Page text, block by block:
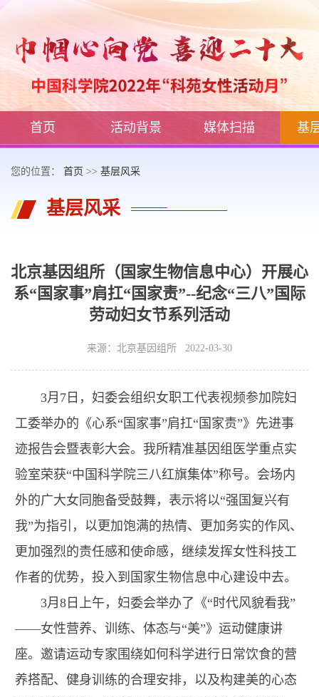
首页 活动背景 媒体扫描 基
您的位置： 首页 >> 基层风采
基层风采
北京基因组所（国家生物信息中心）开展心
系“国家事”肩扛“国家责”--纪念“三八”国际
劳动妇女节系列活动
来源：北京基因组所 2022-03-30
3月7日，妇委会组织女职工代表视频参加院妇
工委举办的《心系“国家事”肩扛“国家责”》先进事
迹报告会暨表彰大会。我所精准基因组医学重点实
验室荣获“中国科学院三八红旗集体”称号。会场内
外的广大女同胞备受鼓舞，表示将以“强国复兴有
我”为指引，以更加饱满的热情、更加务实的作风、
更加强烈的责任感和使命感，继续发挥女性科技工
作者的优势，投入到国家生物信息中心建设中去。
3月8日上午，妇委会举办了《“时代风貌看我”
——女性营养、训练、体态与“美”》运动健康讲
座。邀请运动专家围绕如何科学进行日常饮食的营
养搭配、健身训练的合理安排，以及构建美的心态